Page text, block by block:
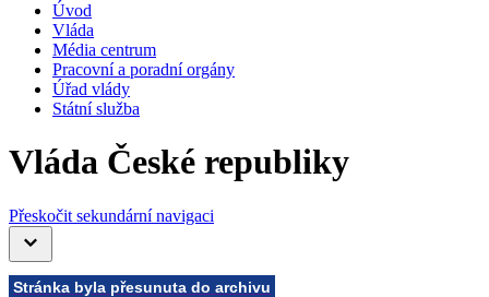
Úvod
Vláda
Média centrum
Pracovní a poradní orgány
Úřad vlády
Státní služba
Vláda České republiky
Přeskočit sekundární navigaci
Stránka byla přesunuta do archivu